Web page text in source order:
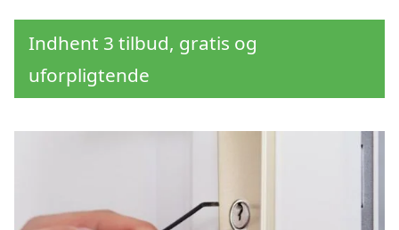
Indhent 3 tilbud, gratis og
uforpligtende